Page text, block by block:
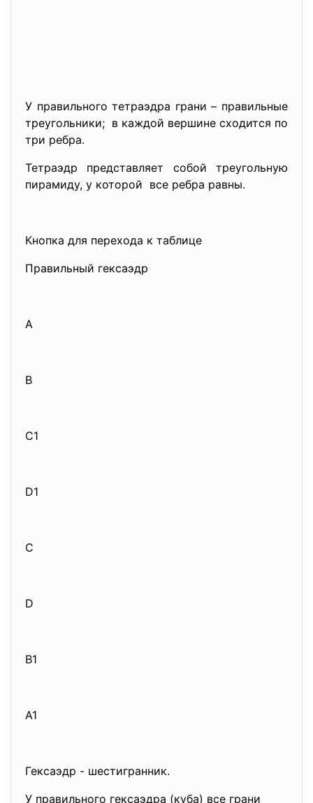
У правильного тетраэдра грани – правильные
треугольники; в каждой вершине сходится по
три ребра.
Тетраэдр представляет собой треугольную
пирамиду, у которой все ребра равны.
Кнопка для перехода к таблице
Правильный гексаэдр
А
B
C1
D1
C
D
B1
A1
Гексаэдр - шестигранник.
У правильного гексаэдра (куба) все грани